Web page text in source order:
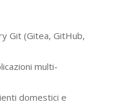
Git (Gitea, GitHub,
multi-
domestici e